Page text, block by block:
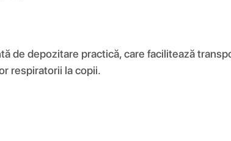
de depozitare practică, care facilitează
respiratorii la copii.